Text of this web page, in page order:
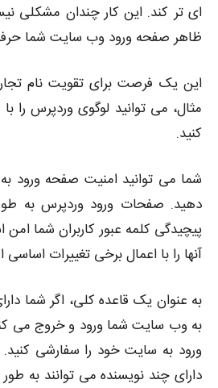
ای تر کند. این کار چندان مشکلی
ظاهر صفحه ورود وب سایت شما
این یک فرصت برای تقویت نام
مثال، می توانید لوگوی وردپرس را
کنید.
شما می توانید امنیت صفحه ورود
دهید. صفحات ورود وردپرس به
پیچیدگی کلمه عبور کاربران شما
آنها را با اعمال برخی تغییرات اساسی
به عنوان یک قاعده کلی، اگر شما
به وب سایت شما ورود و خروج می
ورود به سایت خود را سفارشی
دارای چند نویسنده می توانند به